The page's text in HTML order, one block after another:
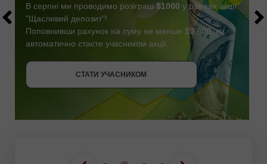
СТАТИ УЧАСНИКОМ
В серпні ми проводимо розіграш $1000 у рамках акції
"Щасливий депозит"!
Поповнивши рахунок на суму не менше $3,000, ви
автоматично стаєте учасником акції.
СТАТИ УЧАСНИКОМ